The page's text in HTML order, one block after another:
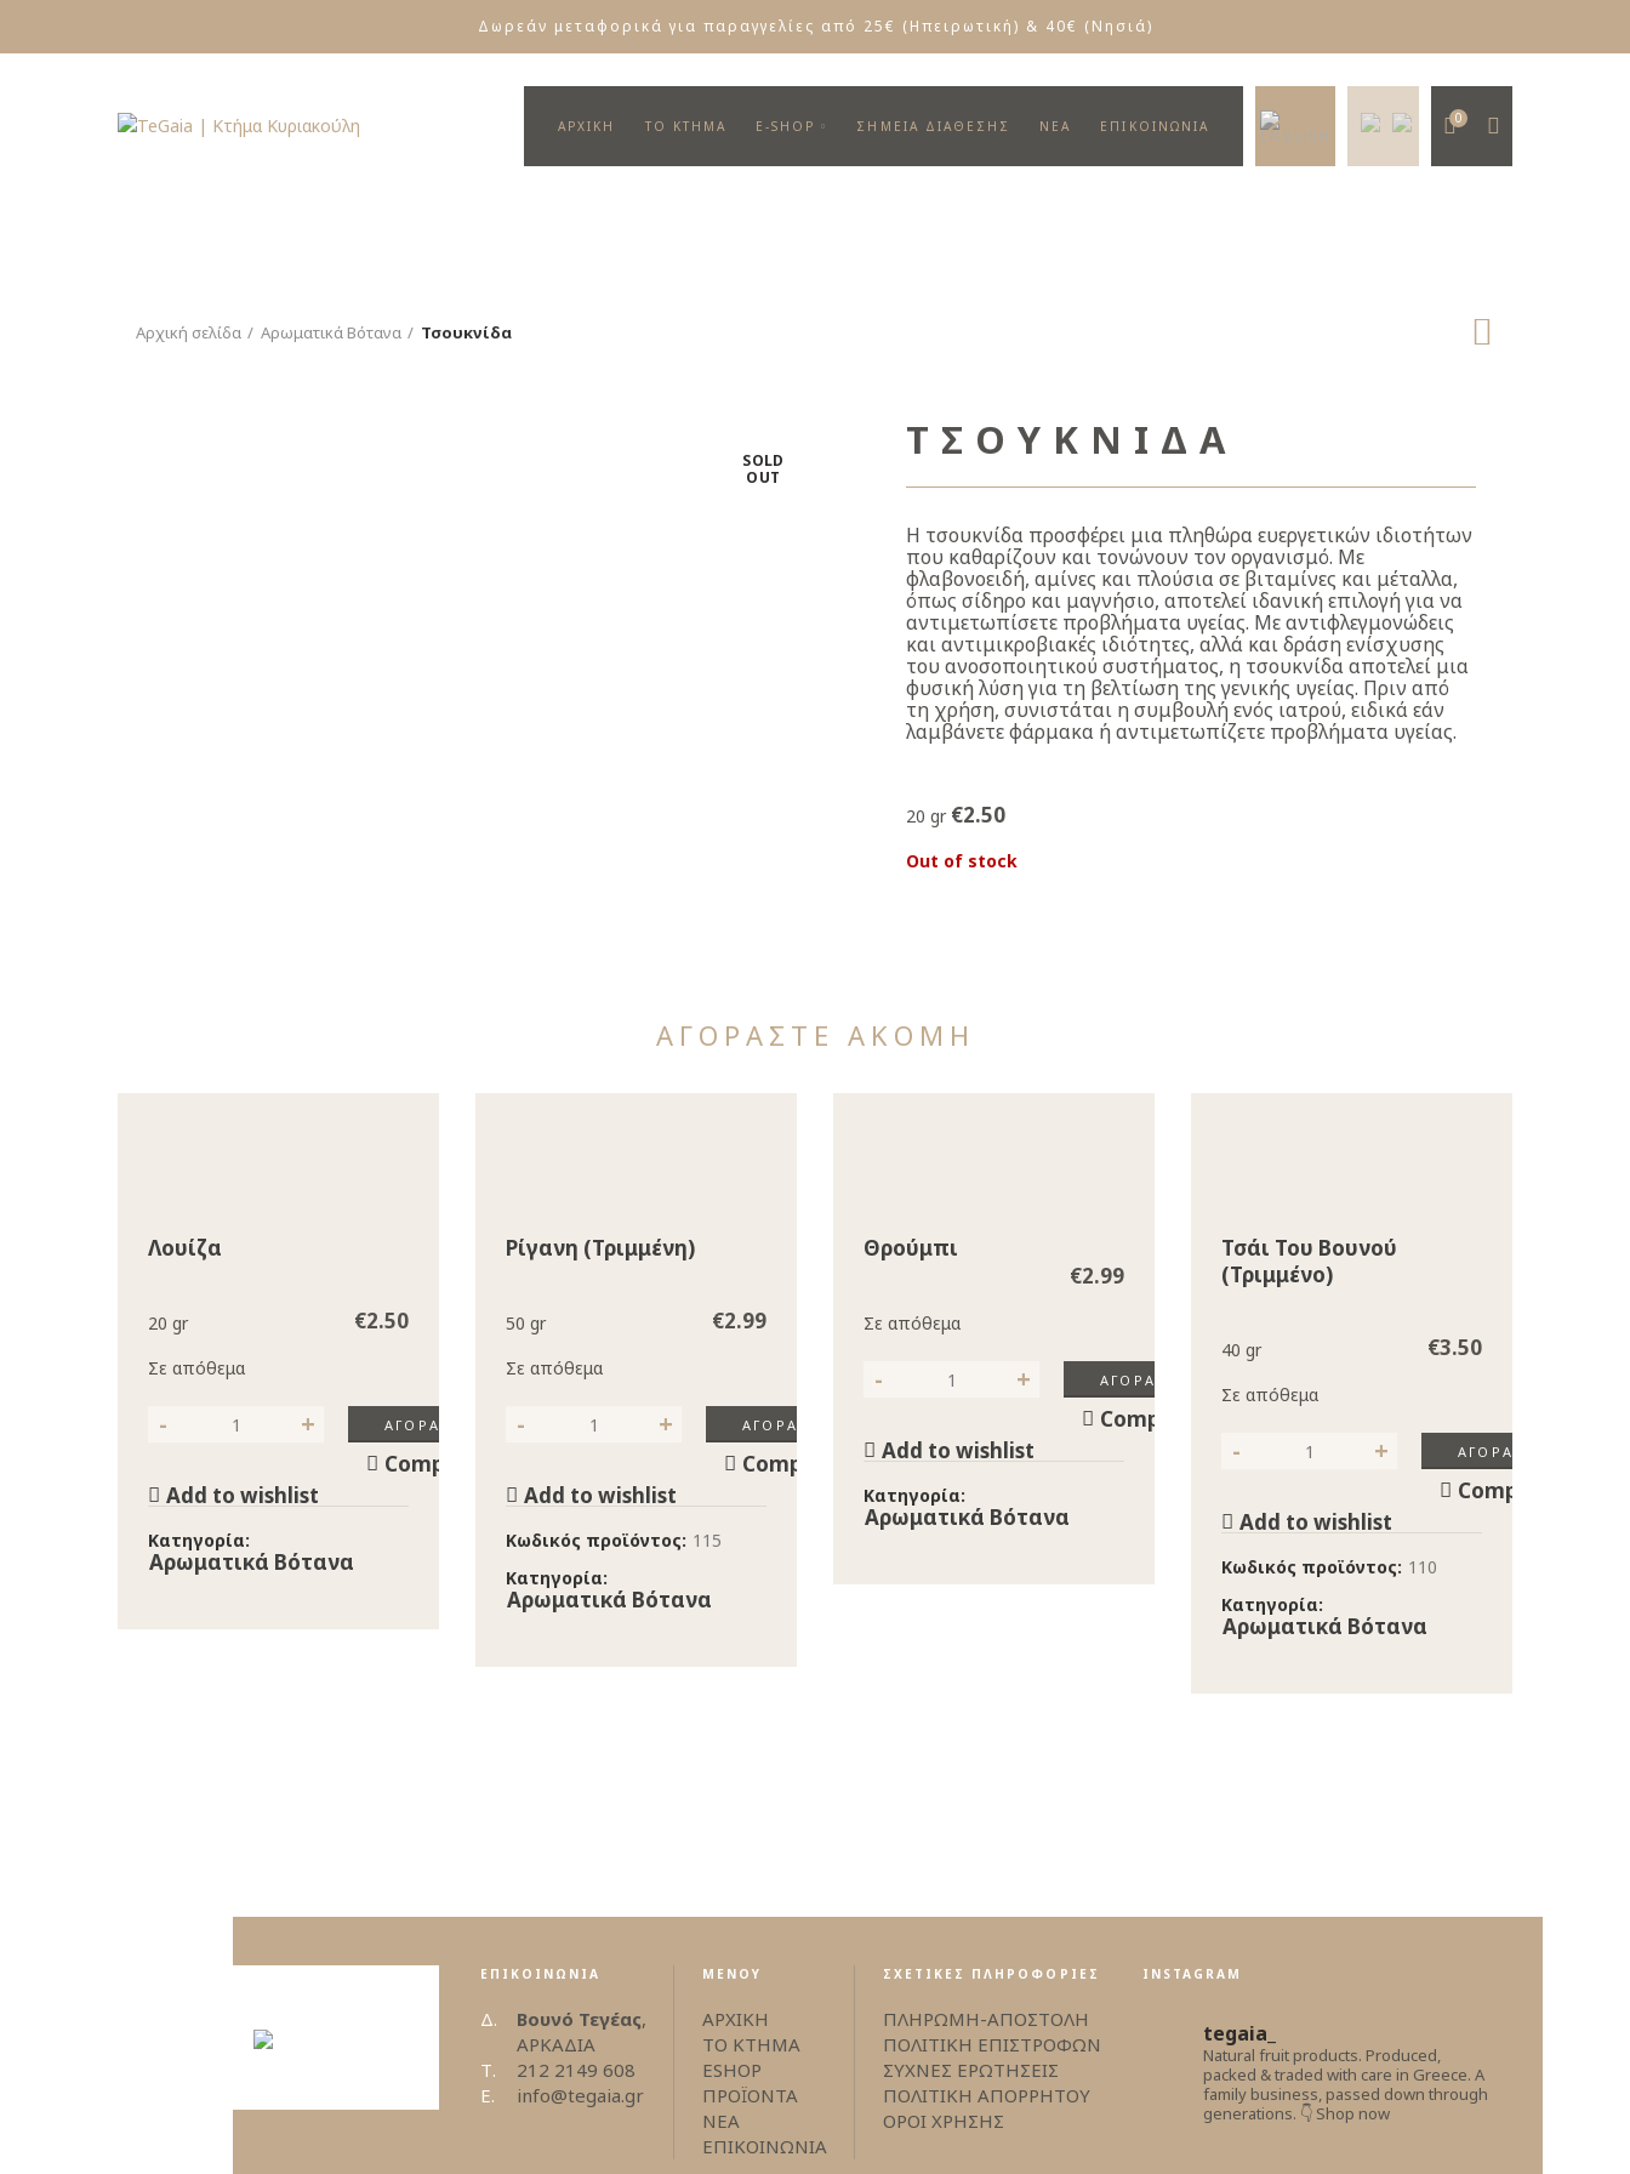
Δωρεάν μεταφορικά για παραγγελίες από 25€ (Ηπειρωτική) & 40€ (Νησιά)
ΑΡΧΙΚΗ ΤΟ ΚΤΗΜΑ E-SHOP ΣΗΜΕΊΑ ΔΙΆΘΕΣΗΣ ΝΕΑ ΕΠΙΚΟΙΝΩΝΙΑ 0
Αρχική σελίδα Αρωματικά Βότανα Τσουκνίδα
SOLD
OUT
ΤΣΟΥΚΝΊΔΑ
Η τσουκνίδα προσφέρει μια πληθώρα ευεργετικών ιδιοτήτων
που καθαρίζουν και τονώνουν τον οργανισμό. Με
φλαβονοειδή, αμίνες και πλούσια σε βιταμίνες και μέταλλα,
όπως σίδηρο και μαγνήσιο, αποτελεί ιδανική επιλογή για να
αντιμετωπίσετε προβλήματα υγείας. Με αντιφλεγμονώδεις
και αντιμικροβιακές ιδιότητες, αλλά και δράση ενίσχυσης
του ανοσοποιητικού συστήματος, η τσουκνίδα αποτελεί μια
φυσική λύση για τη βελτίωση της γενικής υγείας. Πριν από
τη χρήση, συνιστάται η συμβουλή ενός ιατρού, ειδικά εάν
λαμβάνετε φάρμακα ή αντιμετωπίζετε προβλήματα υγείας.
20 gr €2.50
Out of stock
ΑΓΟΡΑΣΤΕ ΑΚΟΜΗ
Λουίζα
20 gr €2.50
Σε απόθεμα
Λουίζα ποσότητα ΑΓΟΡΆ
Compare
Add to wishlist
Κατηγορία:
Αρωματικά Βότανα
Ρίγανη (τριμμένη)
50 gr €2.99
Σε απόθεμα
Ρίγανη (τριμμένη) ποσότητα ΑΓΟΡΆ
Compare
Add to wishlist
Κωδικός προϊόντος: 115
Κατηγορία:
Αρωματικά Βότανα
Θρούμπι
€2.99
Σε απόθεμα
Θρούμπι ποσότητα ΑΓΟΡΆ
Compare
Add to wishlist
Κατηγορία:
Αρωματικά Βότανα
Τσάι Του Βουνού
(τριμμένο)
40 gr €3.50
Σε απόθεμα
Τσάι του βουνού (τριμμένο) ποσότητα
ΑΓΟΡΆ
Compare
Add to wishlist
Κωδικός προϊόντος: 110
Κατηγορία:
Αρωματικά Βότανα
ΕΠΙΚΟΙΝΩΝΙΑ
Δ. Βουνό Τεγέας,
ΑΡΚΑΔΙΑ
Τ.
212 2149 608
E.
info@tegaia.gr
ΜΕΝΟΥ
ΑΡΧΙΚΗ
ΤΟ ΚΤΗΜΑ
ESHOP
ΠΡΟΪΟΝΤΑ
ΝΕΑ
ΕΠΙΚΟΙΝΩΝΙΑ
ΣΧΕΤΙΚΕΣ ΠΛΗΡΟΦΟΡΙΕΣ
ΠΛΗΡΩΜΗ-ΑΠΟΣΤΟΛΗ
ΠΟΛΙΤΙΚΗ ΕΠΙΣΤΡΟΦΩΝ
ΣΥΧΝΕΣ ΕΡΩΤΗΣΕΙΣ
ΠΟΛΙΤΙΚΗ ΑΠΟΡΡΗΤΟΥ
ΟΡΟΙ ΧΡΗΣΗΣ
INSTAGRAM
tegaia_
Natural fruit products. Produced,
packed & traded with care in Greece. A
family business, passed down through
generations. 👇 Shop now